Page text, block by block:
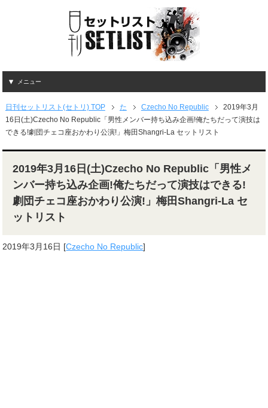
メニュー
日刊セットリスト(セトリ) TOP た Czecho No Republic
2019年3月
16日(土)Czecho No Republic「男性メンバー持ち込み企画!俺たちだって演技は
できる!劇団チェコ座おかわり公演!」梅田Shangri-La セットリスト
2019年3月16日(土)Czecho No Republic「男性メ
ンバー持ち込み企画!俺たちだって演技はできる!
劇団チェコ座おかわり公演!」梅田Shangri-La セ
ットリスト
2019年3月16日 [Czecho No Republic]